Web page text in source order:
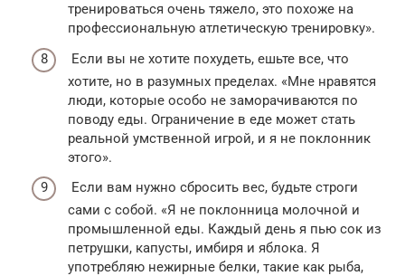
тренироваться очень тяжело, это похоже на
профессиональную атлетическую тренировку».
Если вы не хотите похудеть, ешьте все, что
хотите, но в разумных пределах. «Мне нравятся
люди, которые особо не заморачиваются по
поводу еды. Ограничение в еде может стать
реальной умственной игрой, и я не поклонник
этого».
Если вам нужно сбросить вес, будьте строги
сами с собой. «Я не поклонница молочной и
промышленной еды. Каждый день я пью сок из
петрушки, капусты, имбиря и яблока. Я
употребляю нежирные белки, такие как рыба,